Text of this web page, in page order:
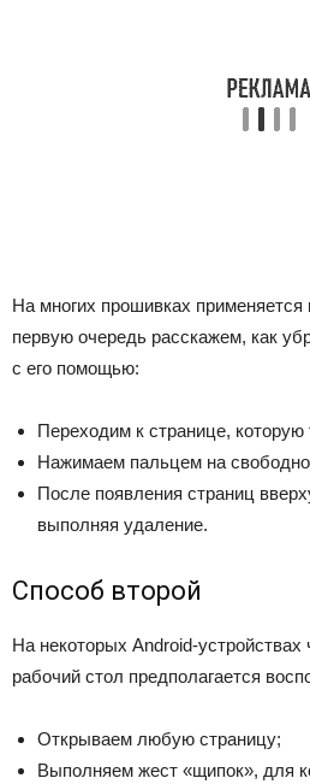
На многих прошивках применяется
первую очередь расскажем, как
с его помощью:
Переходим к странице, которую
Нажимаем пальцем на
После появления страниц
выполняя удаление.
Способ второй
На некоторых Android-
рабочий стол предполагается
Открываем любую страницу;
Выполняем жест «щипок», для